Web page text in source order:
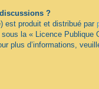
?
est produit et distribué par
la « Licence Publique
plus d’informations,